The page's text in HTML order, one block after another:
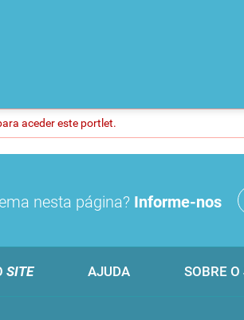
aceder este portlet.
nesta página? Informe-nos
SITE AJUDA SOBRE O